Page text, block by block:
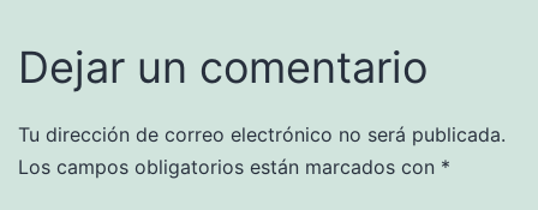
Dejar un comentario
Tu dirección de correo electrónico no será publicada.
Los campos obligatorios están marcados con *